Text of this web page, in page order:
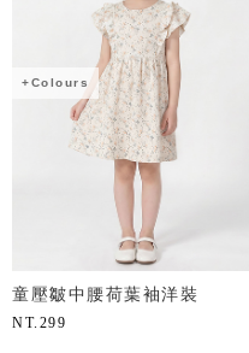
+Colours
童壓皺中腰荷葉袖洋裝
NT. 299